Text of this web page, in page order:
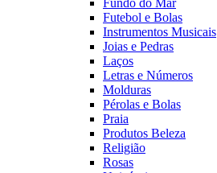
Futebol e Bolas
Instrumentos Musicais
Joias e Pedras
Laços
Letras e Números
Molduras
Pérolas e Bolas
Praia
Produtos Beleza
Religião
Rosas